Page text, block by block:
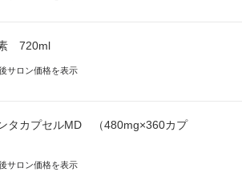
720ml
サロン価格を表示
タカプセルMD （480mg×360カプ
サロン価格を表示